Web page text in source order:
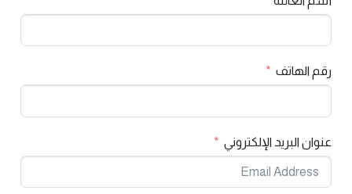
رقم الهاتف
عنوان البريد الإلكتروني